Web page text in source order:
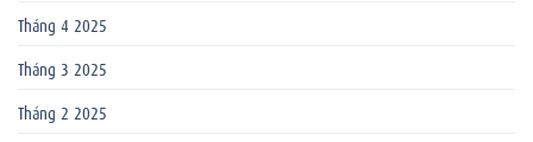
Tháng 4 2025
Tháng 3 2025
Tháng 2 2025